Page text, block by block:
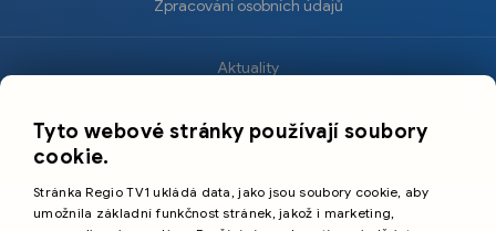
Zpracování osobních údajů
Aktuality
Sport
Cestování
Tyto webové stránky používají soubory
cookie.
Stránka Regio TV1 ukládá data, jako jsou soubory cookie, aby
umožnila základní funkčnost stránek, jakož i marketing,